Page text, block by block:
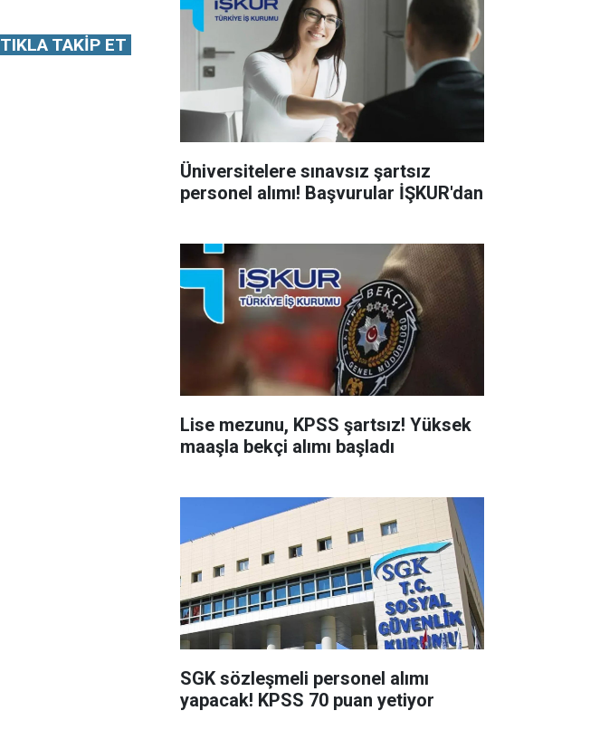
TIKLA TAKİP ET
Üniversitelere sınavsız şartsız
personel alımı! Başvurular İŞKUR'dan
Lise mezunu, KPSS şartsız! Yüksek
maaşla bekçi alımı başladı
SGK sözleşmeli personel alımı
yapacak! KPSS 70 puan yetiyor